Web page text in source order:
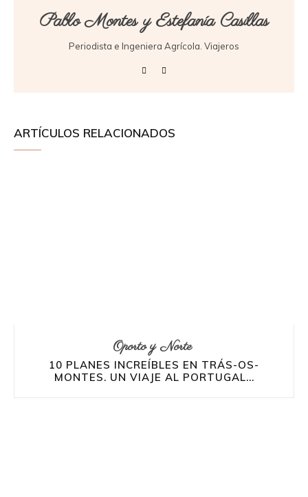
Pablo Montes y Estefanía Casillas
Periodista e Ingeniera Agrícola. Viajeros
ARTÍCULOS RELACIONADOS
Oporto y Norte
10 PLANES INCREÍBLES EN TRÁS-OS-
MONTES. UN VIAJE AL PORTUGAL...